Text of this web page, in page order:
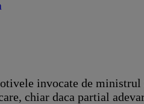
invocate de
chiar daca partial